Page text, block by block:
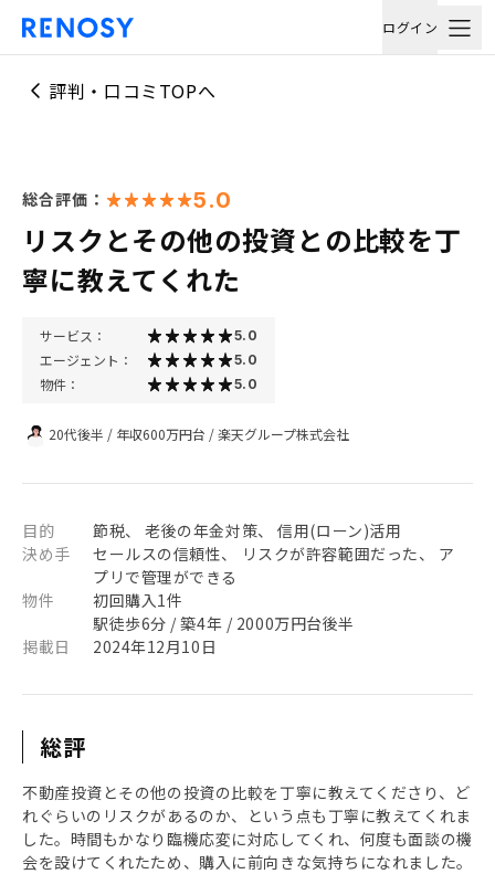
ログイン
評判・口コミTOPへ
総合評価： 5.0
リスクとその他の投資との比較を丁
寧に教えてくれた
サービス： 5.0
エージェント： 5.0
物件： 5.0
20代後半 / 年収600万円台 /楽天グループ株式会社
目的
節税、 老後の年金対策、 信用(ローン)活用
決め手
セールスの信頼性、 リスクが許容範囲だった、 ア
プリで管理ができる
物件
初回購入1件
駅徒歩6分 / 築4年 / 2000万円台後半
掲載日
2024年12月10日
総評
不動産投資とその他の投資の比較を丁寧に教えてくださり、ど
れぐらいのリスクがあるのか、という点も丁寧に教えてくれま
した。時間もかなり臨機応変に対応してくれ、何度も面談の機
会を設けてくれたため、購入に前向きな気持ちになれました。